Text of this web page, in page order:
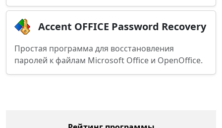
Accent OFFICE Password Recovery
Простая программа для восстановления
паролей к файлам Microsoft Office и OpenOffice.